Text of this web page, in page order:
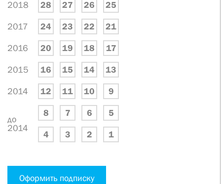
2018 28 27 26 25
2017 24 23 22 21
2016 20 19 18 17
2015 16 15 14 13
2014 12 11 10 9
до
2014
8 7 6 5
4 3 2 1
Оформить подписку